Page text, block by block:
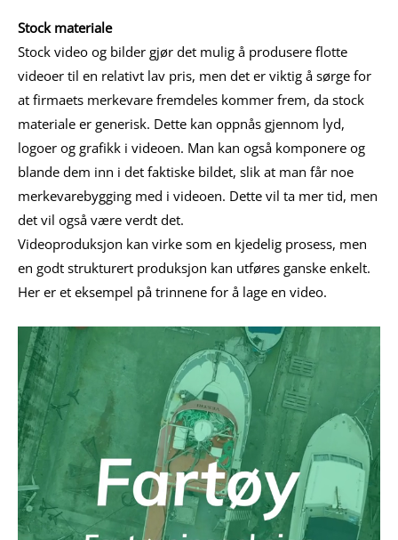
Stock materiale
Stock video og bilder gjør det mulig å produsere flotte
videoer til en relativt lav pris, men det er viktig å sørge for
at firmaets merkevare fremdeles kommer frem, da stock
materiale er generisk. Dette kan oppnås gjennom lyd,
logoer og grafikk i videoen. Man kan også komponere og
blande dem inn i det faktiske bildet, slik at man får noe
merkevarebygging med i videoen. Dette vil ta mer tid, men
det vil også være verdt det.
Videoproduksjon kan virke som en kjedelig prosess, men
en godt strukturert produksjon kan utføres ganske enkelt.
Her er et eksempel på trinnene for å lage en video.